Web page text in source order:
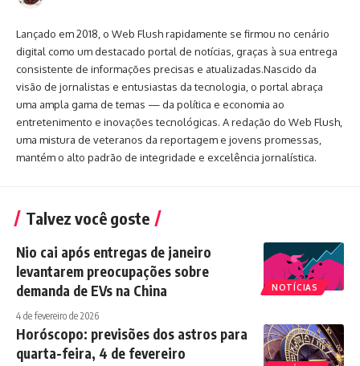
Lançado em 2018, o Web Flush rapidamente se firmou no cenário
digital como um destacado portal de notícias, graças à sua entrega
consistente de informações precisas e atualizadas.Nascido da
visão de jornalistas e entusiastas da tecnologia, o portal abraça
uma ampla gama de temas — da política e economia ao
entretenimento e inovações tecnológicas. A redação do Web Flush,
uma mistura de veteranos da reportagem e jovens promessas,
mantém o alto padrão de integridade e excelência jornalística.
Talvez você goste
NOTÍCIAS
Nio cai após entregas de janeiro
levantarem preocupações sobre
demanda de EVs na China
4 de fevereiro de 2026
Horóscopo: previsões dos astros para
quarta-feira, 4 de fevereiro